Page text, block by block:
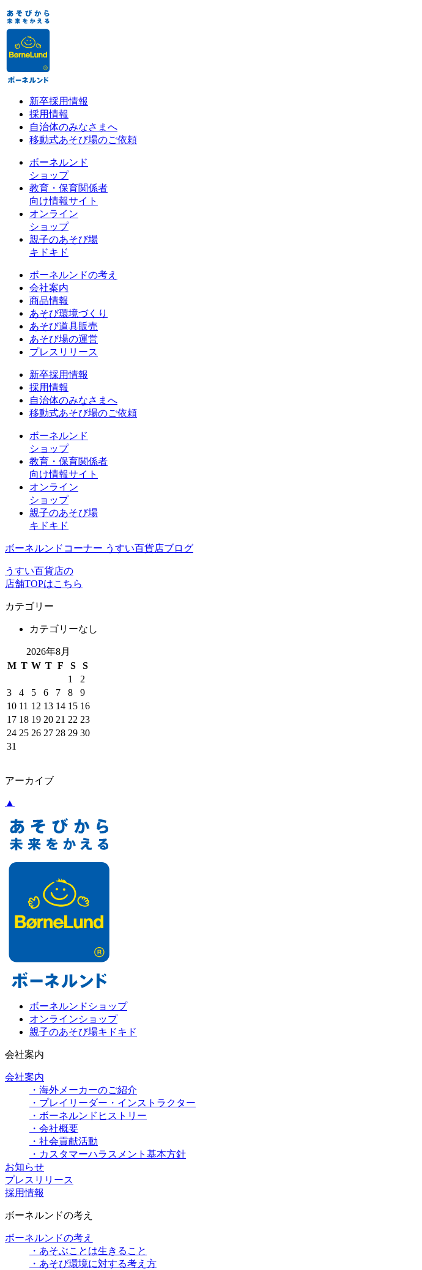
新卒採用情報
採用情報
自治体のみなさまへ
移動式あそび場のご依頼
ボーネルンド
ショップ
教育・保育関係者
向け情報サイト
オンライン
ショップ
親子のあそび場
キドキド
ボーネルンドの考え
会社案内
商品情報
あそび環境づくり
あそび道具販売
あそび場の運営
プレスリリース
新卒採用情報
採用情報
自治体のみなさまへ
移動式あそび場のご依頼
ボーネルンド
ショップ
教育・保育関係者
向け情報サイト
オンライン
ショップ
親子のあそび場
キドキド
ボーネルンドコーナー うすい百貨店ブログ
うすい百貨店の
店舗TOPはこちら
カテゴリー
カテゴリーなし
2026年8月
M T W T F S
S
1
2
3
4 5 6 7 8
9
10 11 12 13 14 15 16
17 18 19 20 21 22 23
24 25 26 27 28 29 30
31
アーカイブ
▲
ボーネルンドショップ
オンラインショップ
親子のあそび場キドキド
会社案内
会社案内
・海外メーカーのご紹介
・プレイリーダー・インストラクター
・ボーネルンドヒストリー
・会社概要
・社会貢献活動
・カスタマーハラスメント基本方針
お知らせ
プレスリリース
採用情報
ボーネルンドの考え
ボーネルンドの考え
・あそぶことは生きること
・あそび環境に対する考え方